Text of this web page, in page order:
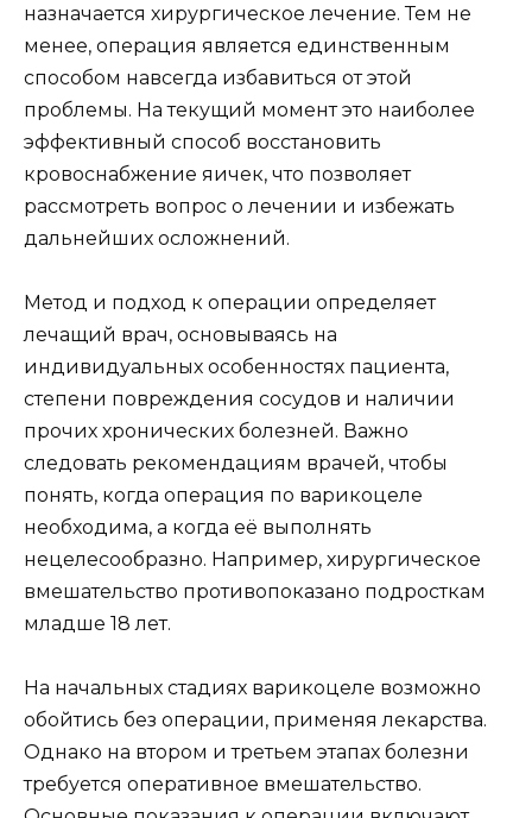
назначается хирургическое лечение. Тем не
менее, операция является единственным
способом навсегда избавиться от этой
проблемы. На текущий момент это наиболее
эффективный способ восстановить
кровоснабжение яичек, что позволяет
рассмотреть вопрос о лечении и избежать
дальнейших осложнений.
Метод и подход к операции определяет
лечащий врач, основываясь на
индивидуальных особенностях пациента,
степени повреждения сосудов и наличии
прочих хронических болезней. Важно
следовать рекомендациям врачей, чтобы
понять, когда операция по варикоцеле
необходима, а когда её выполнять
нецелесообразно. Например, хирургическое
вмешательство противопоказано подросткам
младше 18 лет.
На начальных стадиях варикоцеле возможно
обойтись без операции, применяя лекарства.
Однако на втором и третьем этапах болезни
требуется оперативное вмешательство.